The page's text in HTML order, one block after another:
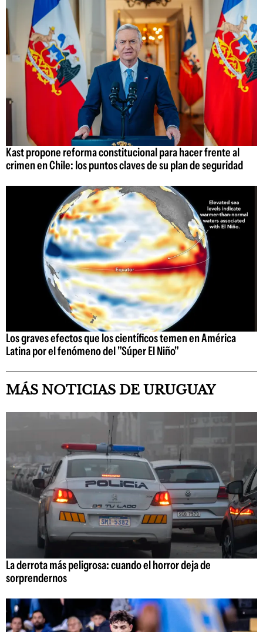
Kast propone reforma constitucional para hacer frente al
crimen en Chile: los puntos claves de su plan de seguridad
Los graves efectos que los científicos temen en América
Latina por el fenómeno del "Súper El Niño"
MÁS NOTICIAS DE URUGUAY
La derrota más peligrosa: cuando el horror deja de
sorprendernos